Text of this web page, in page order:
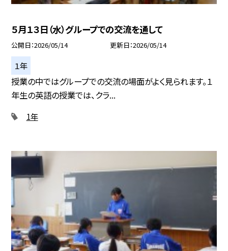
５月１３日（水）グループでの交流を通して
公開日 2026/05/14 更新日 2026/05/14
１年
授業の中ではグループでの交流の場面がよく見られます。１
年生の英語の授業では、クラ...
1年